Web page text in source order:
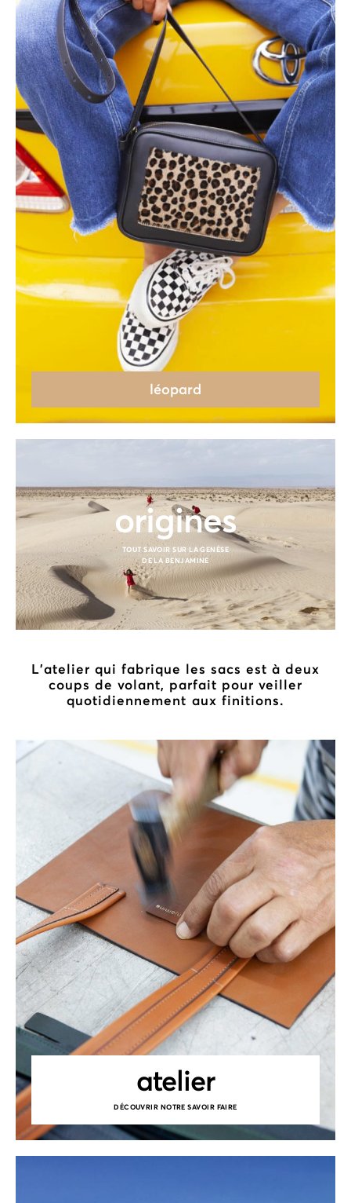
léopard
origines
TOUT SAVOIR SUR LA GENÈSE
DE LA BENJAMINE
L’atelier qui fabrique les sacs est à deux
coups de volant, parfait pour veiller
quotidiennement aux finitions.
atelier
DÉCOUVRIR NOTRE SAVOIR FAIRE